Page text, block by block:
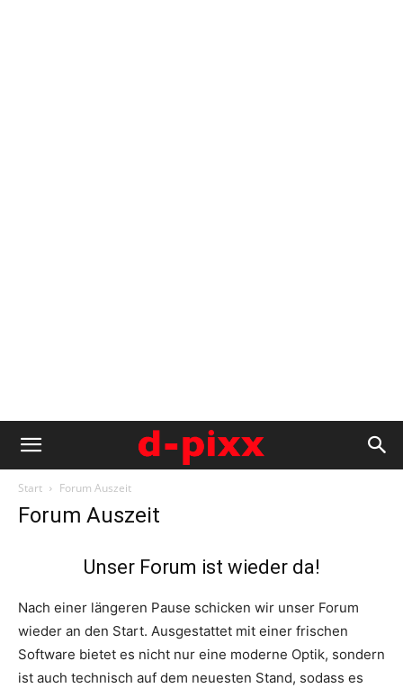
Start Forum Auszeit
Forum Auszeit
Unser Forum ist wieder da!
Nach einer längeren Pause schicken wir unser Forum
wieder an den Start. Ausgestattet mit einer frischen
Software bietet es nicht nur eine moderne Optik, sondern
ist auch technisch auf dem neuesten Stand, sodass es